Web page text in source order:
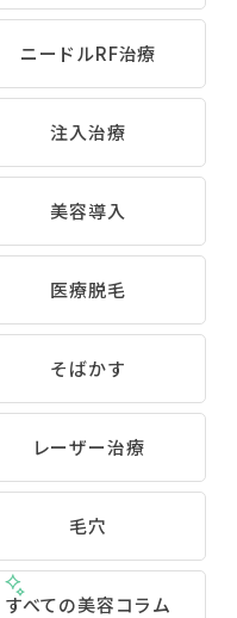
ニードルRF治療
注入治療
美容導入
医療脱毛
そばかす
レーザー治療
毛穴
すべての美容コラム